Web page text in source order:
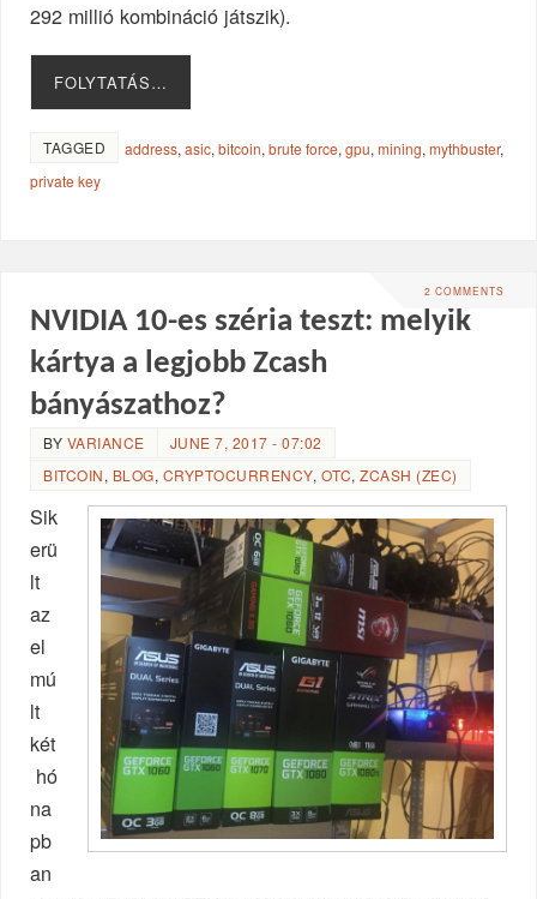
292 millió kombináció játszik).
FOLYTATÁS…
TAGGED address,asic,bitcoin,brute force,gpu,mining,mythbuster,
private key
2 COMMENTS
NVIDIA 10-es széria teszt: melyik
kártya a legjobb Zcash
bányászathoz?
BY VARIANCE
JUNE 7, 2017 - 07:02
BITCOIN, BLOG, CRYPTOCURRENCY, OTC,ZCASH (ZEC)
Sik
erü
lt
az
el
mú
lt
két
hó
na
pb
an